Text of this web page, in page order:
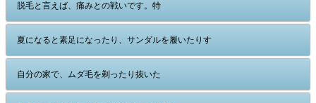
脱毛と言えば、痛みとの戦いです。特
夏になると素足になったり、サンダルを履いたりす
自分の家で、ムダ毛を剃ったり抜いた